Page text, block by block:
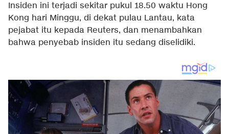
Insiden ini terjadi sekitar pukul 18.50 waktu Hong
Kong hari Minggu, di dekat pulau Lantau, kata
pejabat itu kepada Reuters, dan menambahkan
bahwa penyebab insiden itu sedang diselidiki.